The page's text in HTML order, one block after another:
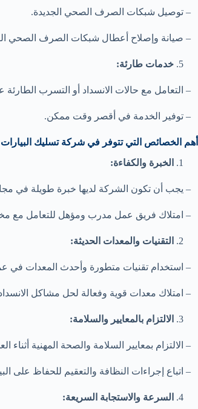
– توصيل شبكات الصرف الصحي الجديدة.
– صيانة وإصلاح أعطال شبكات الصرف الصحي
خدمات طارئة:
– التعامل مع حالات الانسداد أو التسرب الطارئة
– توفير الخدمة في أقصر وقت ممكن.
أهم الخصائص التي تتوفر في شركة تسليك
الخبرة والكفاءة:
– يجب أن تكون الشركة لديها خبرة طويلة في
– امتلاك فريق عمل مدرب ومؤهل للتعامل مع
التقنيات والمعدات الحديثة:
– استخدام تقنيات متطورة وأحدث المعدات في
– امتلاك معدات قوية وفعالة لحل مشاكل
الالتزام بالمعايير والسلامة:
– الالتزام بمعايير السلامة والصحة المهنية أثناء
– اتباع إجراءات النظافة والتعقيم للحفاظ على
السرعة والاستجابة السريعة: